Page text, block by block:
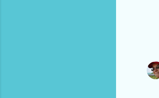
e